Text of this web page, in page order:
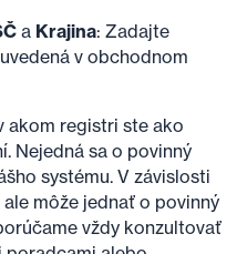
a Krajina: Zadajte
v obchodnom
akom registri ste ako
Nejedná sa o povinný
systému. V závislosti
môže jednať o povinný
vždy konzultovať